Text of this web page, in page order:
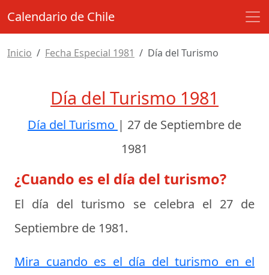
Calendario de Chile
Inicio Fecha Especial 1981 Día del Turismo
Día del Turismo 1981
Día del Turismo | 27 de Septiembre de
1981
¿Cuando es el día del turismo?
El día del turismo se celebra el 27 de
Septiembre de 1981.
Mira cuando es el día del turismo en el